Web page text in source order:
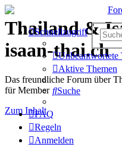
Thailand &
isaan-thai.ch
Das freundliche Forum über
für Member
Zum Inhalt
Schnellzugriff
Unbeantwortete
Aktive Themen
Suche
FAQ
Regeln
Anmelden